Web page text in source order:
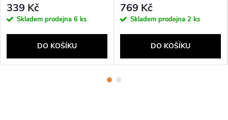
339 Kč
Skladem prodejna 6 ks
DO KOŠÍKU
769 Kč
Skladem prodejna 2 ks
DO KOŠÍKU